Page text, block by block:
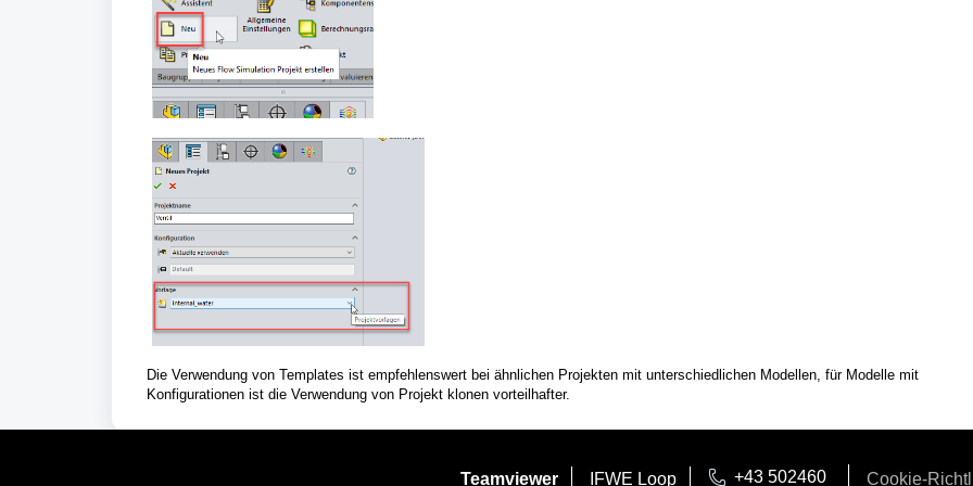
Die Verwendung von Templates ist empfehlenswert bei ähnlichen Projekten mit unterschiedlichen Modellen, für Modelle mit
Konfigurationen ist die Verwendung von Projekt klonen vorteilhafter.
Teamviewer IFWE Loop +43 502460 Cookie-